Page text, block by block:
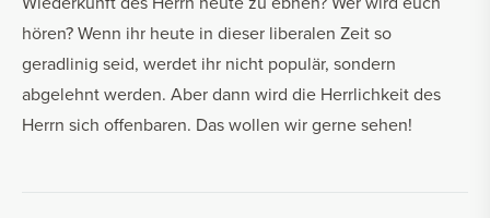
hören? Wenn ihr heute in dieser liberalen Zeit so
geradlinig seid, werdet ihr nicht populär, sondern
abgelehnt werden. Aber dann wird die Herrlichkeit des
Herrn sich offenbaren. Das wollen wir gerne sehen!